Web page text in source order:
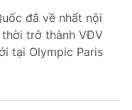
đã về nhất nội
trở thành VĐV
tại Olympic Paris